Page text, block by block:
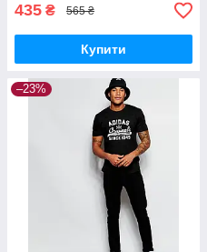
435 ₴ 565 ₴
Купити
–23%